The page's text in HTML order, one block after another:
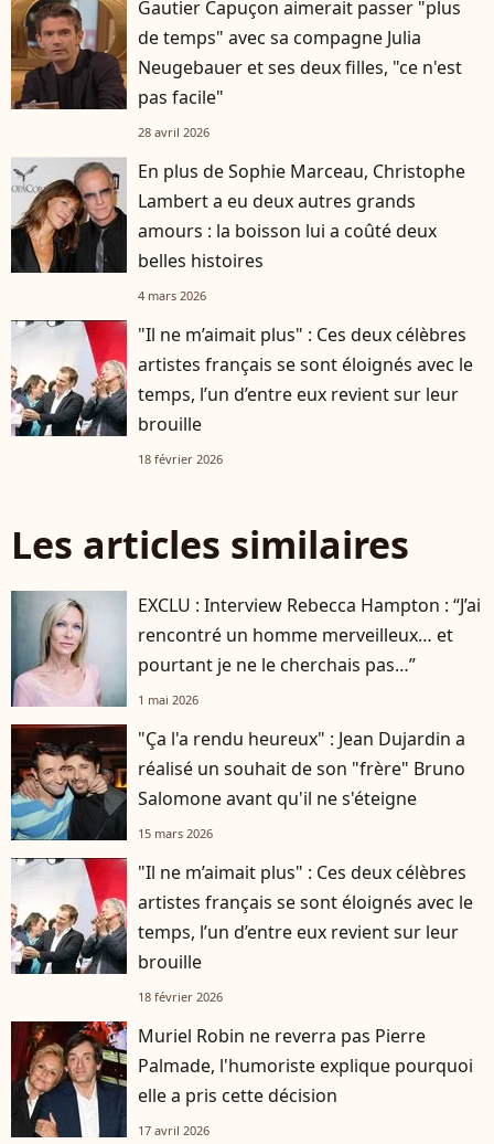
Gautier Capuçon aimerait passer "plus
de temps" avec sa compagne Julia
Neugebauer et ses deux filles, "ce n'est
pas facile"
28 avril 2026
En plus de Sophie Marceau, Christophe
Lambert a eu deux autres grands
amours : la boisson lui a coûté deux
belles histoires
4 mars 2026
"Il ne m’aimait plus" : Ces deux célèbres
artistes français se sont éloignés avec le
temps, l’un d’entre eux revient sur leur
brouille
18 février 2026
Les articles similaires
EXCLU : Interview Rebecca Hampton : “J’ai
rencontré un homme merveilleux… et
pourtant je ne le cherchais pas…”
1 mai 2026
"Ça l'a rendu heureux" : Jean Dujardin a
réalisé un souhait de son "frère" Bruno
Salomone avant qu'il ne s'éteigne
15 mars 2026
"Il ne m’aimait plus" : Ces deux célèbres
artistes français se sont éloignés avec le
temps, l’un d’entre eux revient sur leur
brouille
18 février 2026
Muriel Robin ne reverra pas Pierre
Palmade, l'humoriste explique pourquoi
elle a pris cette décision
17 avril 2026